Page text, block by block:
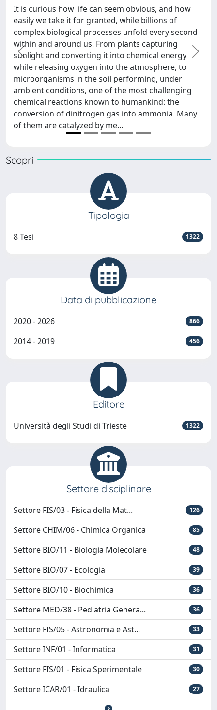
It is curious how life can seem obvious, and how
easily we take it for granted, while billions of
complex biological processes unfold every second
within and around us. From plants capturing
sunlight and converting it into chemical energy
while releasing oxygen into the atmosphere, to
microorganisms in the soil performing, under
ambient conditions, one of the most challenging
chemical reactions known to humankind: the
conversion of dinitrogen gas into ammonia. Many
of them are catalyzed by me...
precedente
Scopri
Tipologia
8 Tesi 1322
Data di pubblicazione
2020 - 2026 866
2014 - 2019 456
Editore
Università degli Studi di Trieste 1322
Settore disciplinare
Settore FIS/03 - Fisica della Mat... 126
Settore CHIM/06 - Chimica Organica 85
Settore BIO/11 - Biologia Molecolare 48
Settore BIO/07 - Ecologia 39
Settore BIO/10 - Biochimica 36
Settore MED/38 - Pediatria Genera... 36
Settore FIS/05 - Astronomia e Ast... 33
Settore INF/01 - Informatica 31
Settore FIS/01 - Fisica Sperimentale 30
Settore ICAR/01 - Idraulica 27